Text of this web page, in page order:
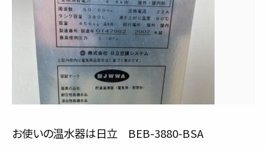
お使いの温水器は日立 BEB-3880-BSA